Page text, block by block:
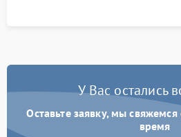
У Вас остались
Оставьте заявку, мы
время